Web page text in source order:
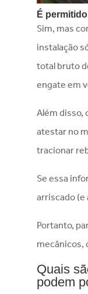
É
Sim, mas
instalação
total bruto
engate em
Além disso,
atestar no
tracionar
Se essa
arriscado (e
Portanto,
mecânicos,
Quais
podem